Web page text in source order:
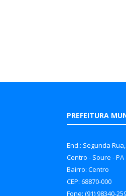
PREFEITURA
End.: Segunda Rua,
Centro - Soure - PA
Bairro: Centro
CEP: 68870-000
Fone: (91) 98340-